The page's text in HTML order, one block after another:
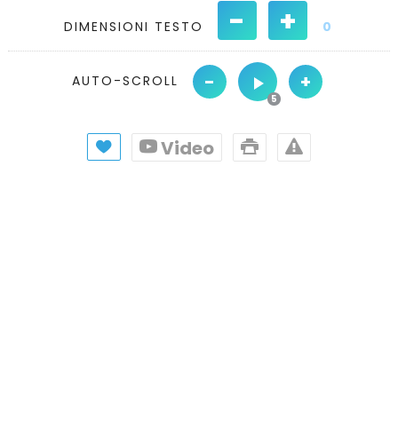
DIMENSIONI TESTO - + 0
AUTO-SCROLL - +
Video